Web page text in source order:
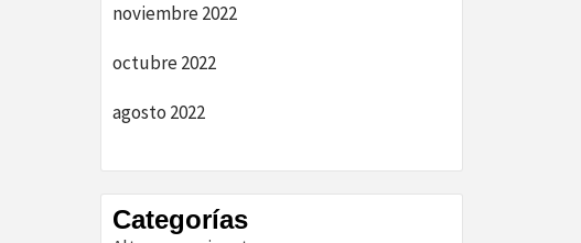
noviembre 2022
octubre 2022
agosto 2022
Categorías